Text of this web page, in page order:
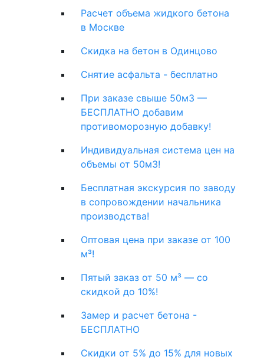
Расчет объема жидкого бетона
в Москве
Скидка на бетон в Одинцово
Снятие асфальта - бесплатно
При заказе свыше 50м3 —
БЕСПЛАТНО добавим
противоморозную добавку!
Индивидуальная система цен на
объемы от 50м3!
Бесплатная экскурсия по заводу
в сопровождении начальника
производства!
Оптовая цена при заказе от 100
м³!
Пятый заказ от 50 м³ — со
скидкой до 10%!
Замер и расчет бетона -
БЕСПЛАТНО
Скидки от 5% до 15% для новых